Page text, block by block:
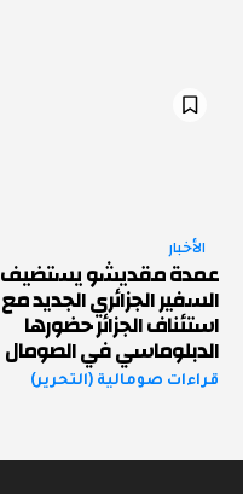
الأخبار
عمدة مقديشو يستضيف
السفير الجزائري الجديد مع
استئناف الجزائر حضورها
الدبلوماسي في الصومال
قراءات صومالية (التحرير)